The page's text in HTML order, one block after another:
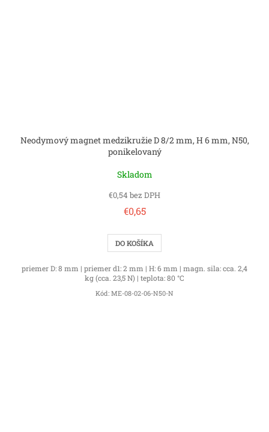
Neodymový magnet medzikružie D 8/2 mm, H 6 mm, N50,
ponikelovaný
Skladom
€0,54 bez DPH
€0,65
DO KOŠÍKA
priemer D: 8 mm | priemer d1: 2 mm | H: 6 mm | magn. sila: cca. 2,4
kg (cca. 23,5 N) | teplota: 80 °C
Kód: ME-08-02-06-N50-N